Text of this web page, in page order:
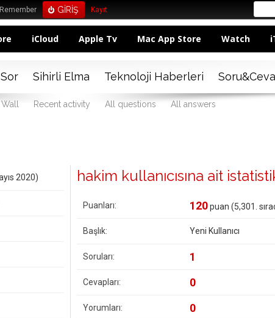
Remember Kayıt
iCloud Apple Tv Mac App Store Watch
Sihirli Elma Teknoloji Haberleri
Wall Recent activity All questions All answers
2020) hakim kullanıcısına ait
Puanları: 120puan (5,301 .
Başlık: Yeni Kullanıcı
Soruları: 1
Cevapları: 0
Yorumları: 0